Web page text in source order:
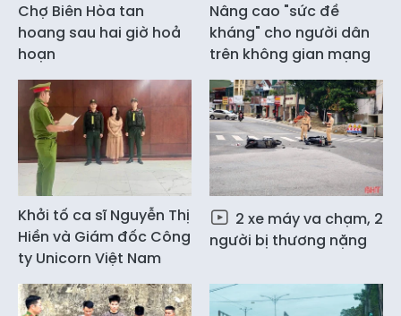
Chợ Biên Hòa tan
hoang sau hai giờ hoả
hoạn
Nâng cao "sức đề
kháng" cho người dân
trên không gian mạng
Khởi tố ca sĩ Nguyễn Thị
Hiền và Giám đốc Công
ty Unicorn Việt Nam
2 xe máy va chạm, 2
người bị thương nặng